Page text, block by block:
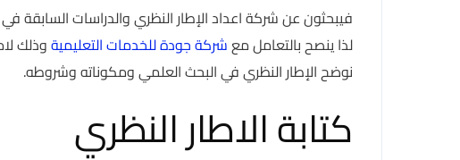
فيبحثون عن شركة اعداد الإطار النظري والدراسات السابقة
لذا ينصح بالتعامل معشركة جودة للخدمات التعليميةوذلك
نوضح الإطار النظري في البحث العلمي ومكوناته وشروطه.
كتابة الاطار النظري